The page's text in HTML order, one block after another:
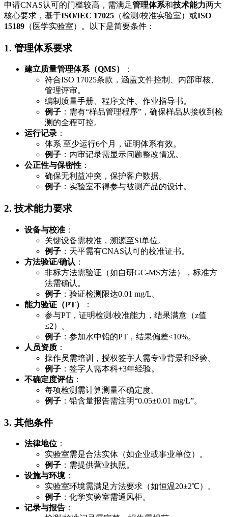
申请CNAS认可的门槛较高，需满足管理体系和技术能力两大
核心要求，基于ISO/IEC 17025 （检测/校准实验室）或ISO
15189 （医学实验室）。以下是简要条件：
1. 管理体系要求
建立质量管理体系（QMS）
：
符合ISO 17025条款，涵盖文件控制、内部审核、
管理评审。
编制质量手册、程序文件、作业指导书。
例子 ：需有“样品管理程序”，确保样品从接收到检
测的全程可控。
运行记录 ：
体系 至少运行6个月，证明体系有效。
例子 ：内审记录需显示问题整改情况。
公正性与保密性 ：
确保无利益冲突，保护客户数据。
例子 ：实验室不得参与被测产品的设计。
2. 技术能力要求
设备与校准 ：
关键设备需校准，溯源至SI单位。
例子 ：天平需有CNAS认可的校准证书。
方法验证/确认 ：
非标方法需验证（如自研GC-MS方法），标准方
法需确认。
例子 ：验证检测限达0.01 mg/L。
能力验证（PT）
：
参与PT，证明检测/校准能力，结果满意（z值
≤2）。
例子 ：参加水中铅的PT，结果偏差<10%。
人员资质 ：
操作员需培训，授权签字人需专业背景和经验。
例子 ：签字人需本科+3年经验。
不确定度评估：
每项检测需计算测量不确定度。
例子 ：铅含量报告需注明“0.05±0.01 mg/L”。
3. 其他条件
法律地位 ：
实验室需是合法实体（如企业或事业单位）。
例子 ：需提供营业执照。
设施与环境：
实验室环境需满足方法要求（如恒温20±2℃）。
例子 ：化学实验室需通风柜。
记录与报告 ：